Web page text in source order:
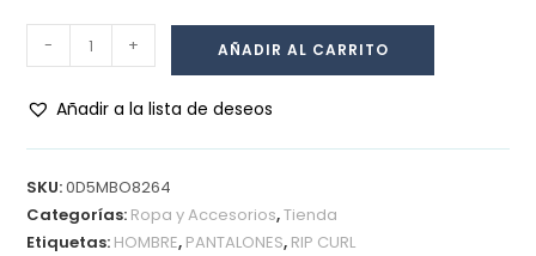
- + AÑADIR AL CARRITO
Añadir a la lista de deseos
SKU:0D5MBO8264
Categorías: Ropa y Accesorios,Tienda
Etiquetas: HOMBRE, PANTALONES, RIP CURL